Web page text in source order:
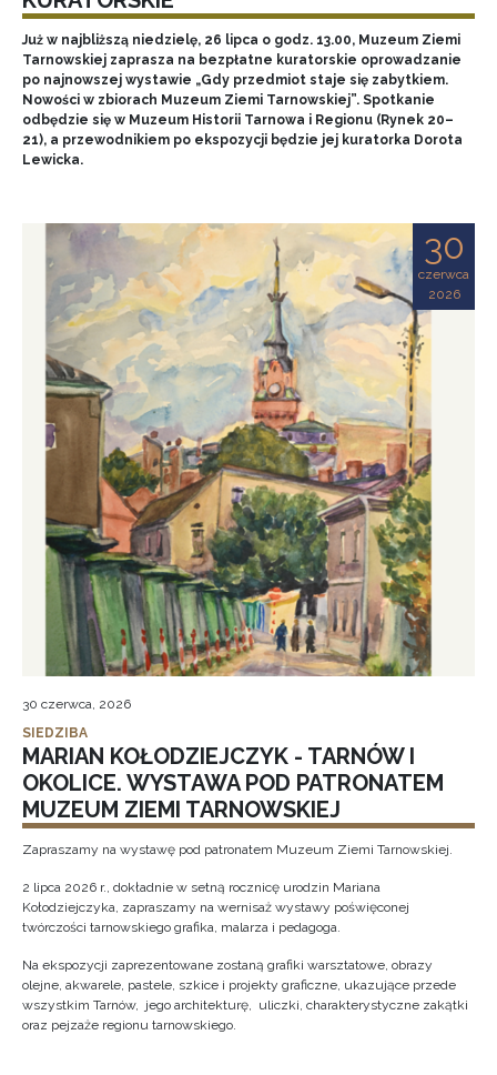
Już w najbliższą niedzielę, 26 lipca o godz. 13.00, Muzeum Ziemi
Tarnowskiej zaprasza na bezpłatne kuratorskie oprowadzanie
po najnowszej wystawie „Gdy przedmiot staje się zabytkiem.
Nowości w zbiorach Muzeum Ziemi Tarnowskiej”. Spotkanie
odbędzie się w Muzeum Historii Tarnowa i Regionu (Rynek 20–
21), a przewodnikiem po ekspozycji będzie jej kuratorka Dorota
Lewicka.
30
czerwca
2026
30 czerwca, 2026
SIEDZIBA
MARIAN KOŁODZIEJCZYK - TARNÓW I
OKOLICE. WYSTAWA POD PATRONATEM
MUZEUM ZIEMI TARNOWSKIEJ
Zapraszamy na wystawę pod patronatem Muzeum Ziemi Tarnowskiej.
2 lipca 2026 r., dokładnie w setną rocznicę urodzin Mariana
Kołodziejczyka, zapraszamy na wernisaż wystawy poświęconej
twórczości tarnowskiego grafika, malarza i pedagoga.
Na ekspozycji zaprezentowane zostaną grafiki warsztatowe, obrazy
olejne, akwarele, pastele, szkice i projekty graficzne, ukazujące przede
wszystkim Tarnów, jego architekturę, uliczki, charakterystyczne zakątki
oraz pejzaże regionu tarnowskiego.